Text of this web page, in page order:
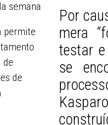
semana
permite
de
de
Por
mera
testar
se